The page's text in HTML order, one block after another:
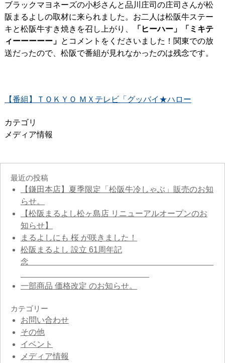
ブラックマヨネーズの小杉さんと品川庄司の庄司さんが松
阪まるよしの取材に来られました。お二人は松阪牛ステー
キと松阪牛すき焼きを召し上がり、
「ヒーハー」「ミキテ
ィーーーーー」 とコメントをくださいました！関東での放
送だったので、松阪で番組が見れなかったのは残念です。
【番組】ＴＯＫＹＯ ＭＸテレビ「グッバイ★ハロー
カテゴリ
メディア情報
最近の投稿
【鎌田本店】夏季限定「松阪牛冷しゃぶ」販売のお知
らせ。
【松阪まるよし松ヶ島店 リニューアルオープンのお
知らせ】
まるよしにも 桜 が咲きました！
松阪まるよし 設立 61周年記
念
一部商品 価格改定 のお知らせ。
カテゴリー
お問い合わせ
その他
イベント
メディア情報